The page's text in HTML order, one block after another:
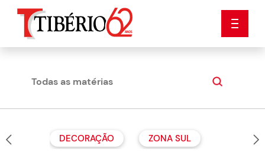
Todas as matérias Dicas
DECORAÇÃO ZONA SUL